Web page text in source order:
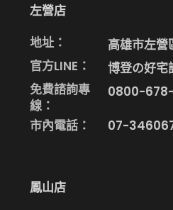
左營店
地址：
高雄市左營
官方LINE：
博登の好宅
免費諮詢專
線：
0800-
市內電話：
07-
鳳山店